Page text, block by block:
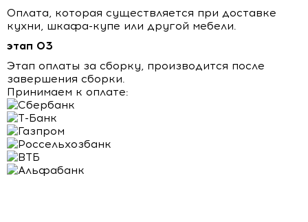
Оплата, которая существляется при доставке
кухни, шкафа-купе или другой мебели.
этап 03
Этап оплаты за сборку, производится после
завершения сборки.
Принимаем к оплате: